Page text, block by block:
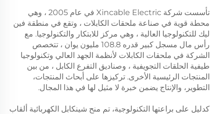
تأسست شركة Xincable Electric في عام 2005 ، وهي
محطة قوية في صناعة ملحقات الكابلات ، وتقع في منطقة فين
ليك للتكنولوجيا العالية ، وهي مركز للابتكار والتكنولوجيا. مع
رأس مال مسجل كبير قدره 108.8 مليون يوان ، تتخصص
الشركة في ملحقات الكابلات لأنظمة الجهد العالي وتكنولوجيا
طيفية الحلقات التجويفية ، وصناديق التفرع الكابل ، من بين
المنتجات الرئيسية الأخرى. تركيزها على أبحاث المنتجات،
التطوير، والإنتاج يضمن خبرة لا مثيل لها في هذا المجال.
كدليل على براعتها التكنولوجية، تم منح شينكابل الكهربائية ألقاب